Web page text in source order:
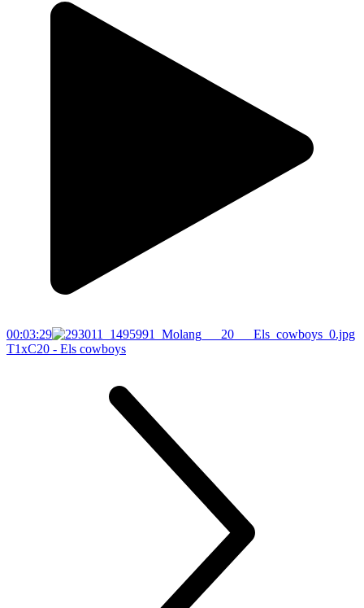
00:03:29
T1xC20 - Els cowboys